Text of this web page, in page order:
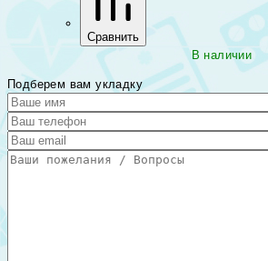
Сравнить
В наличии
Подберем вам укладку